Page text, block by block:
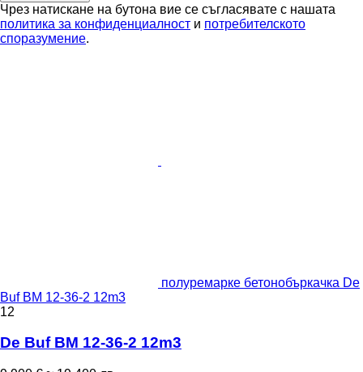
Чрез натискане на бутона вие се съгласявате с нашата
политика за конфиденциалност и потребителското
споразумение.
полуремарке бетонобъркачка De
Buf BM 12-36-2 12m3
12
De Buf BM 12-36-2 12m3